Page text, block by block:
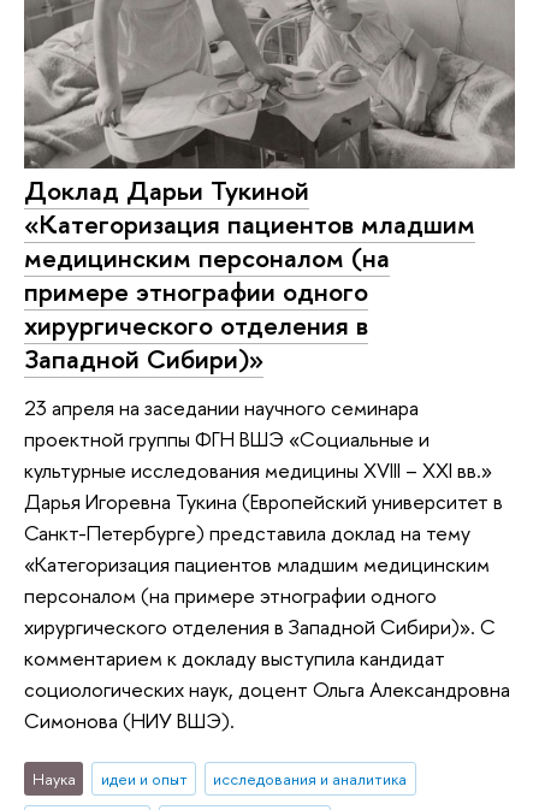
Доклад Дарьи Тукиной
«Категоризация пациентов младшим
медицинским персоналом (на
примере этнографии одного
хирургического отделения в
Западной Сибири)»
23 апреля на заседании научного семинара
проектной группы ФГН ВШЭ «Социальные и
культурные исследования медицины XVIII – XXI вв.»
Дарья Игоревна Тукина (Европейский университет в
Санкт-Петербурге) представила доклад на тему
«Категоризация пациентов младшим медицинским
персоналом (на примере этнографии одного
хирургического отделения в Западной Сибири)». С
комментарием к докладу выступила кандидат
социологических наук, доцент Ольга Александровна
Симонова (НИУ ВШЭ).
Наука идеи и опыт
исследования и аналитика